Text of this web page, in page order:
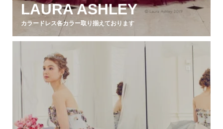
LAURA ASHLEY
カラードレス各カラー取り揃えております